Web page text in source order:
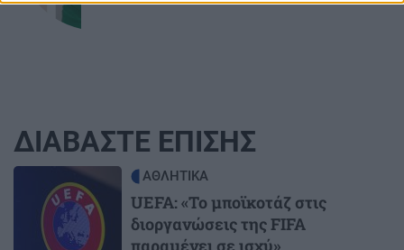
ΔΙΑΒΑΣΤΕ ΕΠΙΣΗΣ
ΑΘΛΗΤΙΚΑ
UEFA: «Το μποϊκοτάζ στις
διοργανώσεις της FIFA
παραμένει σε ισχύ»